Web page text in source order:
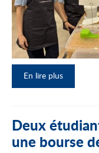
En lire plus
Deux
une bourse